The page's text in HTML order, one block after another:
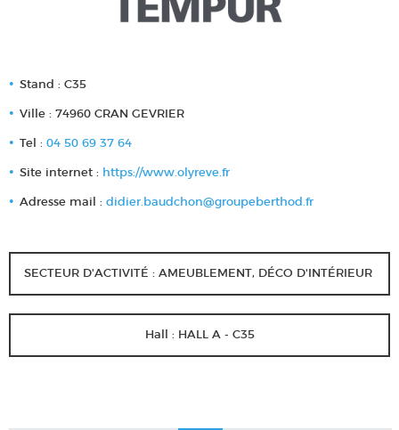
Stand : C35
Ville : 74960 CRAN GEVRIER
Tel : 04 50 69 37 64
Site internet : https://www.olyreve.fr
Adresse mail : didier.baudchon@groupeberthod.fr
SECTEUR D'ACTIVITÉ : AMEUBLEMENT, DÉCO D'INTÉRIEUR
Hall : HALL A - C35